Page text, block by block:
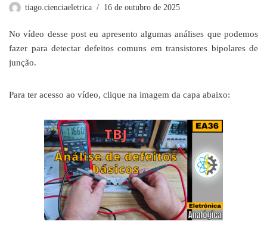
tiago.cienciaeletrica 16 de outubro de 2025
No vídeo desse post eu apresento algumas análises que podemos
fazer para detectar defeitos comuns em transistores bipolares de
junção.
Para ter acesso ao vídeo, clique na imagem da capa abaixo: